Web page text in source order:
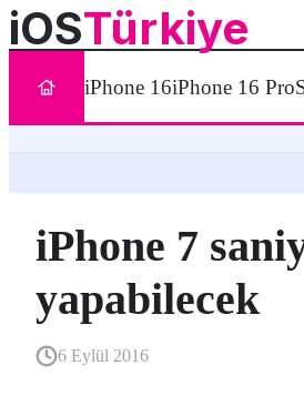
iOSTürkiye
iPhone 16iPhone 16 Pro
iPhone 7
yapabilecek
6 Eylül 2016